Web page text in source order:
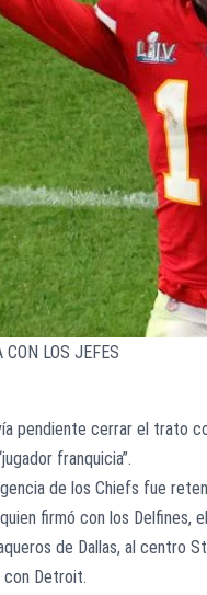
LOS JEFES
pendiente cerrar el trato
franquicia”.
de los Chiefs fue
firmó con los
de Dallas, al centro
con Detroit.